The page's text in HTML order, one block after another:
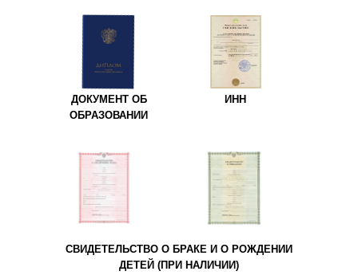
ИНН
ДОКУМЕНТ ОБ
ОБРАЗОВАНИИ
СВИДЕТЕЛЬСТВО О БРАКЕ И О РОЖДЕНИИ
ДЕТЕЙ (ПРИ НАЛИЧИИ)